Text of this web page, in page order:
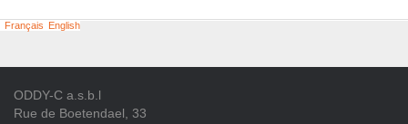
Français English
ODDY-C a.s.b.l
Rue de Boetendael, 33